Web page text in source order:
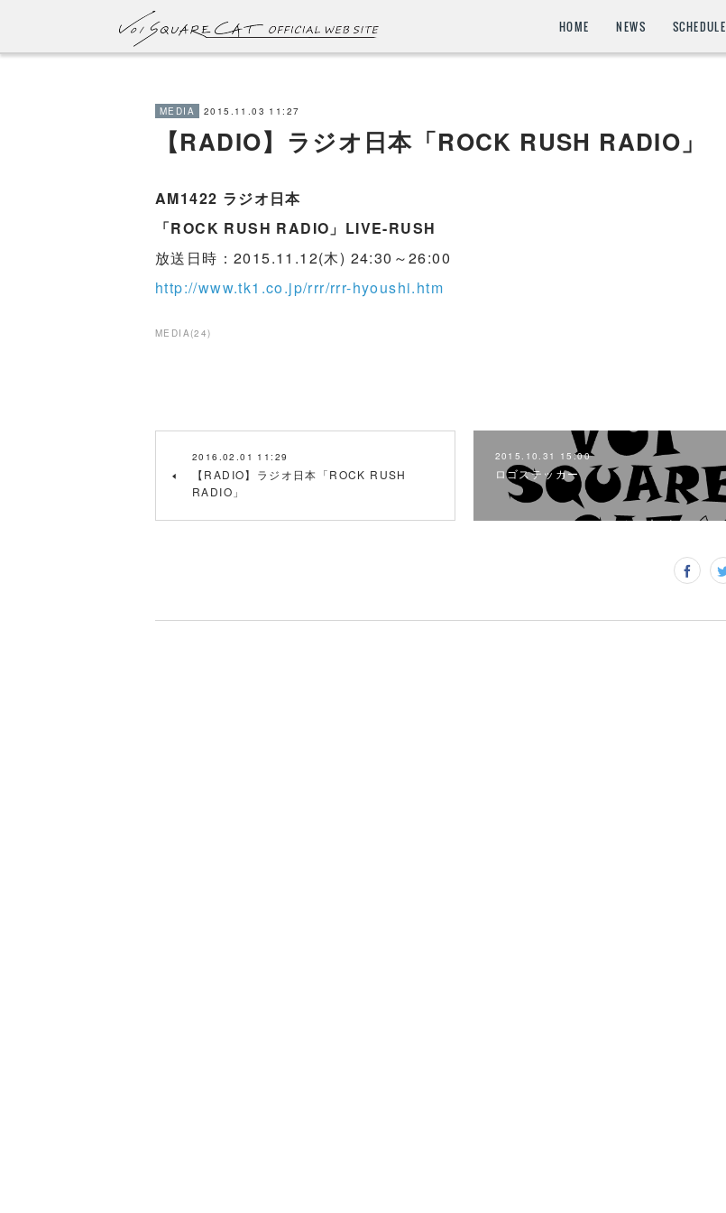
HOME NEWS SCHEDULE
MEDIA 2015.11.03 11:27
【RADIO】ラジオ日本「ROCK RUSH RADIO」
AM1422 ラジオ日本
「ROCK RUSH RADIO」LIVE-RUSH
放送日時：2015.11.12(木) 24:30～26:00
http://www.tk1.co.jp/rrr/rrr-hyoushi.htm
MEDIA(24)
2016.02.01 11:29
【RADIO】ラジオ日本「ROCK RUSH
RADIO」
2015.10.31 15:00
ロゴステッカー